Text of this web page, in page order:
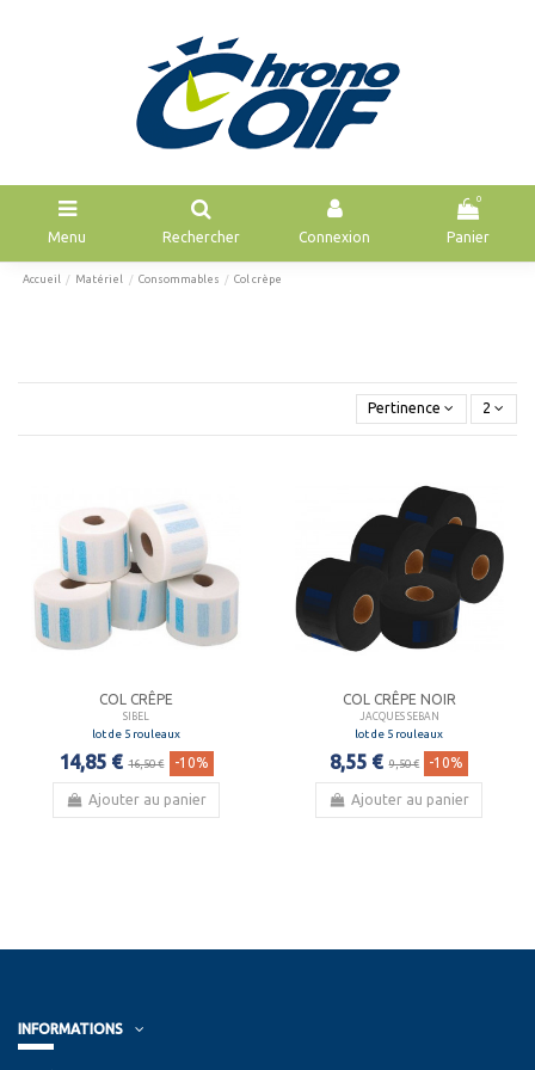
Menu Rechercher Connexion
0
Panier
Accueil Matériel Consommables Col crèpe
Pertinence 2
COL CRÊPE
SIBEL
lot de 5 rouleaux
14,85 € 16,50 € -10%
Ajouter au panier
COL CRÊPE NOIR
JACQUES SEBAN
lot de 5 rouleaux
8,55 € 9,50 € -10%
Ajouter au panier
INFORMATIONS